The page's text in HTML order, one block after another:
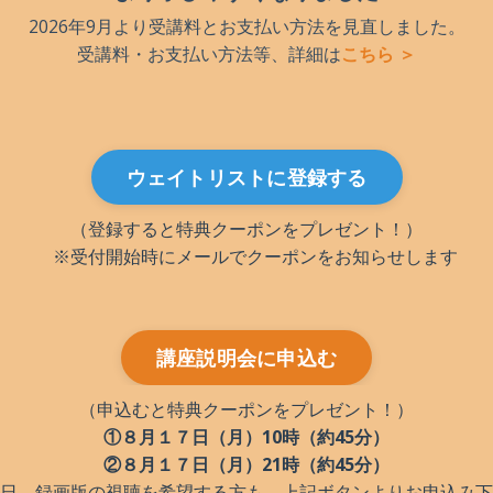
2026年9月より受講料とお支払い方法を見直しました。
受講料・お支払い方法等、詳細はこちら ＞
ウェイトリストに登録する
（登録すると特典クーポンをプレゼント！）
※受付開始時にメールでクーポンをお知らせします
講座説明会に申込む
（申込むと特典クーポンをプレゼント！）
①８月１７日（月）10時（約45分）
②８月１７日（月）21時（約45分）